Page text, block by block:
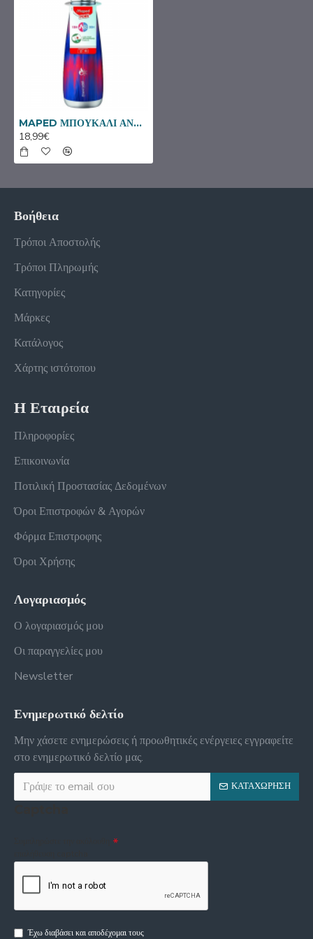
MAPED ΜΠΟΥΚΑΛΙ ΑΝΟΔΕΙΔΩΤΟ ΙΣΟΘΕΡΜΙΚΟ ΜΠΛΕ ΚΟΚΚΙΝΟ 500ML 871192
18,99€
Βοήθεια
Τρόποι Αποστολής
Τρόποι Πληρωμής
Κατηγορίες
Μάρκες
Κατάλογος
Χάρτης ιστότοπου
Η Εταιρεία
Πληροφορίες
Επικοινωνία
Ποτιλική Προστασίας Δεδομένων
Όροι Επιστροφών & Αγορών
Φόρμα Επιστροφης
Όροι Χρήσης
Λογαριασμός
Ο λογαριασμός μου
Οι παραγγελίες μου
Newsletter
Ενημερωτικό δελτίο
Μην χάσετε ενημερώσεις ή προωθητικές ενέργειες εγγραφείτε
στο ενημερωτικό δελτίο μας.
ΚΑΤΑΧΏΡΗΣΗ
Έχω διαβάσει και αποδέχομαι τους